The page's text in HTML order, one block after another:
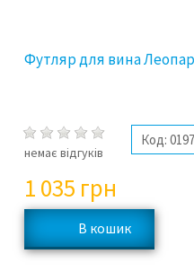
Футляр для вина
немає відгуків
Код:
1 035 грн